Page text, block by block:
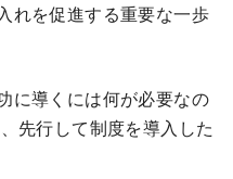
れを促進する重要な一歩
に導くには何が必要なの
先行して制度を導入した